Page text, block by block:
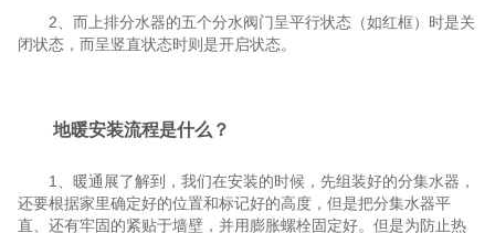
2、而上排分水器的五个分水阀门呈平行状态（如红框）时是关
闭状态，而呈竖直状态时则是开启状态。
地暖安装流程是什么？
1、暖通展了解到，我们在安装的时候，先组装好的分集水器，
还要根据家里确定好的位置和标记好的高度，但是把分集水器平
直、还有牢固的紧贴于墙壁，并用膨胀螺栓固定好。但是为防止热